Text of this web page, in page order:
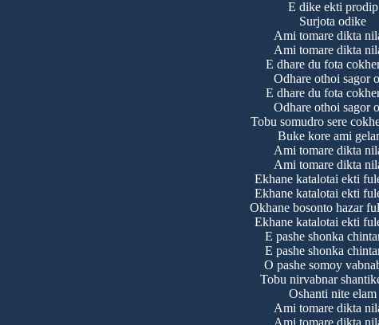
E dike ekti prodip
Surjota odike
Ami tomare dikta
Ami tomare dikta
E dhare du fota
Odhare othoi sagor
E dhare du fota
Odhare othoi sagor
Tobu somudro sere
Buke kore ami
Ami tomare dikta
Ami tomare dikta
Ekhane katalotai ekti
Ekhane katalotai ekti
Okhane bosonto hazar
Ekhane katalotai ekti
E pashe shonka
E pashe shonka
O pashe somoy
Tobu nirvabnar
Oshanti nite elam
Ami tomare dikta
Ami tomare dikta